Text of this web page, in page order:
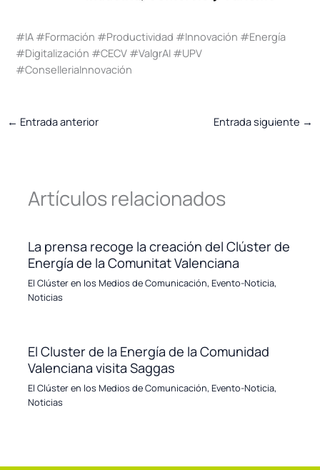
#IA #Formación #Productividad #Innovación #Energía
#Digitalización #CECV #ValgrAI #UPV
#ConselleriaInnovación
← Entrada anterior Entrada siguiente →
Artículos relacionados
La prensa recoge la creación del Clúster de
Energía de la Comunitat Valenciana
El Clúster en los Medios de Comunicación,Evento-Noticia,
Noticias
El Cluster de la Energía de la Comunidad
Valenciana visita Saggas
El Clúster en los Medios de Comunicación,Evento-Noticia,
Noticias